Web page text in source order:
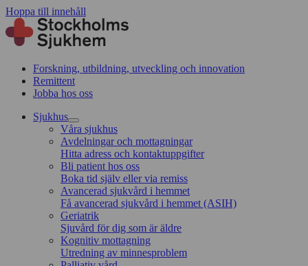
Hoppa till innehåll
Forskning, utbildning, utveckling och innovation
Remittent
Jobba hos oss
Sjukhus
Våra sjukhus
Avdelningar och mottagningar
Hitta adress och kontaktuppgifter
Bli patient hos oss
Boka tid själv eller via remiss
Avancerad sjukvård i hemmet
Få avancerad sjukvård i hemmet (ASIH)
Geriatrik
Sjuvård för dig som är äldre
Kognitiv mottagning
Utredning av minnesproblem